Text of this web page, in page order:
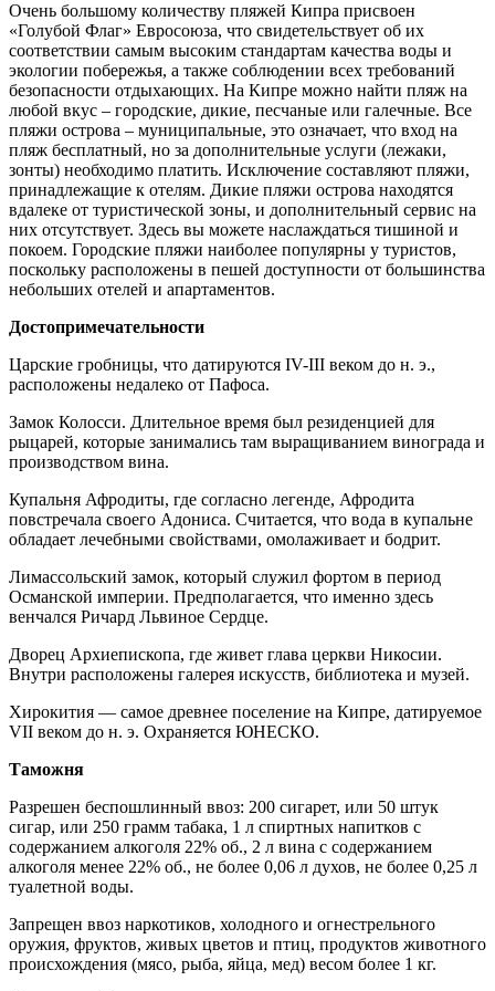
Очень большому количеству пляжей Кипра присвоен
«Голубой Флаг» Евросоюза, что свидетельствует об их
соответствии самым высоким стандартам качества воды и
экологии побережья, а также соблюдении всех требований
безопасности отдыхающих. На Кипре можно найти пляж на
любой вкус – городские, дикие, песчаные или галечные. Все
пляжи острова – муниципальные, это означает, что вход на
пляж бесплатный, но за дополнительные услуги (лежаки,
зонты) необходимо платить. Исключение составляют пляжи,
принадлежащие к отелям. Дикие пляжи острова находятся
вдалеке от туристической зоны, и дополнительный сервис на
них отсутствует. Здесь вы можете наслаждаться тишиной и
покоем. Городские пляжи наиболее популярны у туристов,
поскольку расположены в пешей доступности от большинства
небольших отелей и апартаментов.
Достопримечательности
Царские гробницы, что датируются IV-III веком до н. э.,
расположены недалеко от Пафоса.
Замок Колосси. Длительное время был резиденцией для
рыцарей, которые занимались там выращиванием винограда и
производством вина.
Купальня Афродиты, где согласно легенде, Афродита
повстречала своего Адониса. Считается, что вода в купальне
обладает лечебными свойствами, омолаживает и бодрит.
Лимассольский замок, который служил фортом в период
Османской империи. Предполагается, что именно здесь
венчался Ричард Львиное Сердце.
Дворец Архиепископа, где живет глава церкви Никосии.
Внутри расположены галерея искусств, библиотека и музей.
Хирокития — самое древнее поселение на Кипре, датируемое
VII веком до н. э. Охраняется ЮНЕСКО.
Таможня
Разрешен беспошлинный ввоз: 200 сигарет, или 50 штук
сигар, или 250 грамм табака, 1 л спиртных напитков с
содержанием алкоголя 22% об., 2 л вина с содержанием
алкоголя менее 22% об., не более 0,06 л духов, не более 0,25 л
туалетной воды.
Запрещен ввоз наркотиков, холодного и огнестрельного
оружия, фруктов, живых цветов и птиц, продуктов животного
происхождения (мясо, рыба, яйца, мед) весом более 1 кг.